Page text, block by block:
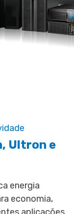
Ultron e
energia
economia,